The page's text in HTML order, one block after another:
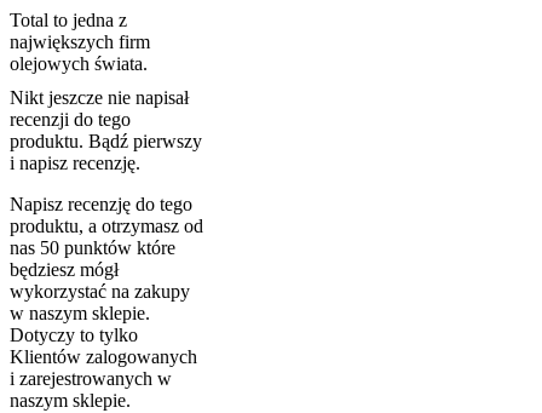
Total to jedna z
największych firm
olejowych świata.
Nikt jeszcze nie napisał
recenzji do tego
produktu. Bądź pierwszy
i napisz recenzję.
Napisz recenzję do tego
produktu, a otrzymasz od
nas 50 punktów które
będziesz mógł
wykorzystać na zakupy
w naszym sklepie.
Dotyczy to tylko
Klientów zalogowanych
i zarejestrowanych w
naszym sklepie.